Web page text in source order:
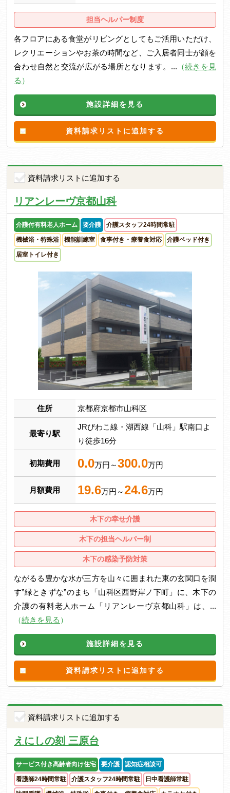
担当ヘルパー制度
各フロアにある食堂がリビングとしてもご活用いただけ、
レクリエーションやお茶の時間など、ご入居者同士が顔を
合わせ自然と交流が広がる場所となります。... （続きを見
る ）
施設詳細を見る
資料請求リストに追加する
資料請求リストに追加する
リアンレーヴ京都山科
介護付有料老人ホーム 要介護 介護スタッフ24時間常駐
機械浴・特殊浴 機能訓練室 食事付き・療養食対応 介護ベッド付き
居室トイレ付き
住所 京都府京都市山科区
最寄り駅
JRびわこ線・湖西線「山科」駅南口よ
り徒歩16分
初期費用 0.0万円～300.0万円
月額費用 19.6万円～24.6万円
木下の幸せ介護
木下の担当ヘルパー制
木下の感染予防対策
ながるる豊かな水が三方を山々に囲まれた東の玄関口を潤
す”緑ときずな”のまち「山科区西野岸ノ下町」に、木下の
介護の有料老人ホーム「リアンレーヴ京都山科」は、...
（続きを見る ）
施設詳細を見る
資料請求リストに追加する
資料請求リストに追加する
えにしの刻 三原台
サービス付き高齢者向け住宅 要介護 認知症相談可
看護師24時間常駐 介護スタッフ24時間常駐 日中看護師常駐